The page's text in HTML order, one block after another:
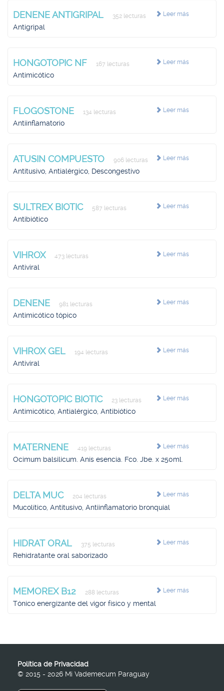
Leer más
DENENE ANTIGRIPAL 352 lecturas
Antigripal
Leer más
HONGOTOPIC NF 167 lecturas
Antimicótico
Leer más
FLOGOSTONE 134 lecturas
Antiinflamatorio
Leer más
ATUSIN COMPUESTO 906 lecturas
Antitusivo, Antialérgico, Descongestivo
Leer más
SULTREX BIOTIC 587 lecturas
Antibiótico
Leer más
VIHROX 473 lecturas
Antiviral
Leer más
DENENE 981 lecturas
Antimicótico tópico
Leer más
VIHROX GEL 194 lecturas
Antiviral
Leer más
HONGOTOPIC BIOTIC 23 lecturas
Antimicótico, Antialérgico, Antibiótico
Leer más
MATERNENE 419 lecturas
Ocimum balsilicum. Anís esencia. Fco. Jbe. x 250ml.
Leer más
DELTA MUC 204 lecturas
Mucolítico, Antitusivo, Antiinflamatorio bronquial
Leer más
HIDRAT ORAL 375 lecturas
Rehidratante oral saborizado
Leer más
MEMOREX B12 288 lecturas
Tónico energizante del vigor físico y mental
Política de Privacidad
© 2015 - 2026 Mi Vademecum Paraguay